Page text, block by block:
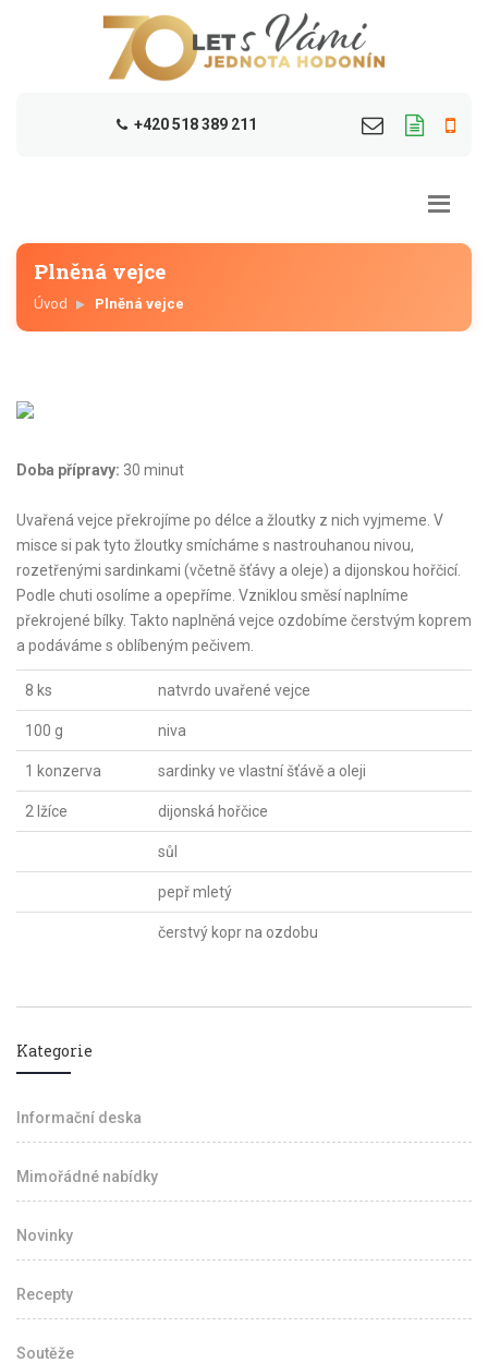
+420 518 389 211
Plněná vejce
Úvod Plněná vejce
Doba přípravy: 30 minut
Uvařená vejce překrojíme po délce a žloutky z nich vyjmeme. V
misce si pak tyto žloutky smícháme s nastrouhanou nivou,
rozetřenými sardinkami (včetně šťávy a oleje) a dijonskou hořčicí.
Podle chuti osolíme a opepříme. Vzniklou směsí naplníme
překrojené bílky. Takto naplněná vejce ozdobíme čerstvým koprem
a podáváme s oblíbeným pečivem.
8 ks natvrdo uvařené vejce
100 g niva
1 konzerva sardinky ve vlastní šťávě a oleji
2 lžíce dijonská hořčice
sůl
pepř mletý
čerstvý kopr na ozdobu
Kategorie
Informační deska
Mimořádné nabídky
Novinky
Recepty
Soutěže